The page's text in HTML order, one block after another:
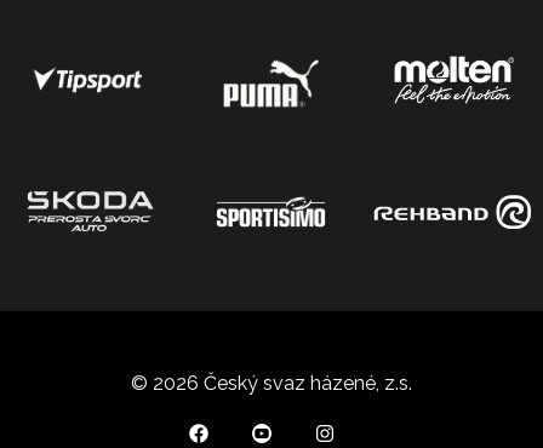
© 2026 Český svaz házené, z.s.